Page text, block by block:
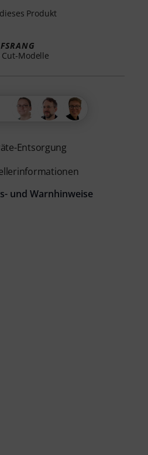
Produkt
Modelle
Entsorgung
und Warnhinweise